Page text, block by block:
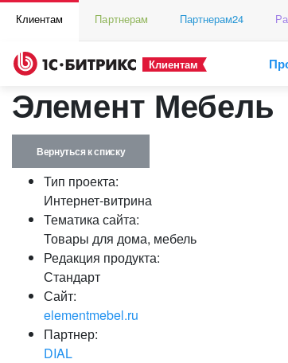
Клиентам Партнерам Партнерам24
Клиентам
Элемент Мебель
Вернуться к списку
Тип проекта:
Интернет-витрина
Тематика сайта:
Товары для дома, мебель
Редакция продукта:
Стандарт
Сайт:
elementmebel.ru
Партнер:
DIAL